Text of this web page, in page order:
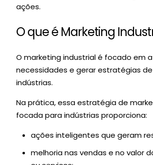
ações.
O que é Marketing
O marketing industrial é focado em
necessidades e gerar estratégias
indústrias.
Na prática, essa estratégia de
focada para indústrias proporciona:
ações inteligentes que geram
melhoria nas vendas e no valor